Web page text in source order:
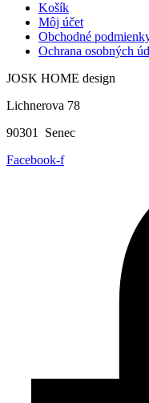
Košík
Môj účet
Obchodné
Ochrana osobných
JOSK HOME design
Lichnerova 78
90301 Senec
Facebook-f